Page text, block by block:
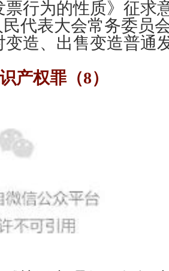
票行为的性质》征求
代表大会常务委员
变造、出售变造普通
产权罪（8）